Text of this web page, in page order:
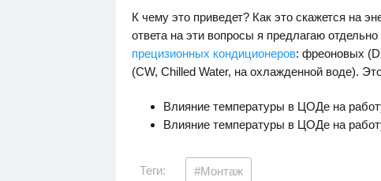
К чему это приведет? Как это скажется на
ответа на эти вопросы я предлагаю
прецизионных кондиционеров: фреоновых
(CW, Chilled Water, на охлажденной воде).
Влияние температуры в ЦОДе на
Влияние температуры в ЦОДе на
Теги: #Монтаж